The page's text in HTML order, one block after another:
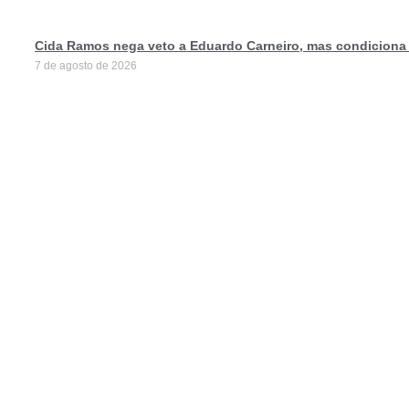
Cida Ramos nega veto a Eduardo Carneiro, mas
7 de agosto de 2026